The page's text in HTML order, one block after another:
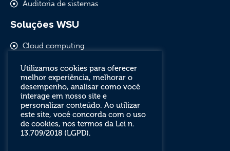
Auditoria de sistemas
Soluções WSU
Cloud computing
Software livre e outsourcing
Segurança de redes
Utilizamos cookies para oferecer
melhor experiência, melhorar o
desempenho, analisar como você
interage em nosso site e
personalizar conteúdo. Ao utilizar
este site, você concorda com o uso
de cookies, nos termos da Lei n.
13.709/2018 (LGPD).